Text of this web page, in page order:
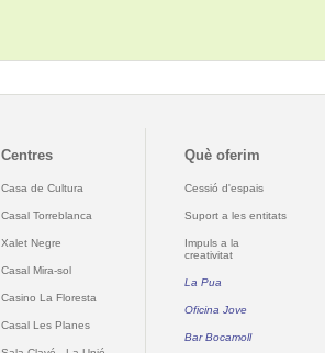
Centres
Casa de Cultura
Casal Torreblanca
Xalet Negre
Casal Mira-sol
Casino La Floresta
Casal Les Planes
Què oferim
Cessió d'espais
Suport a les entitats
Impuls a la
creativitat
La Pua
Oficina Jove
Bar Bocamoll